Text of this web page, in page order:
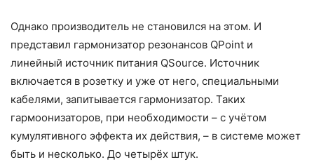
Однако производитель не становился на этом. И
представил гармонизатор резонансов QPoint и
линейный источник питания QSource. Источник
включается в розетку и уже от него, специальными
кабелями, запитывается гармонизатор. Таких
гармоонизаторов, при необходимости – с учётом
кумулятивного эффекта их действия, – в системе может
быть и несколько. До четырёх штук.